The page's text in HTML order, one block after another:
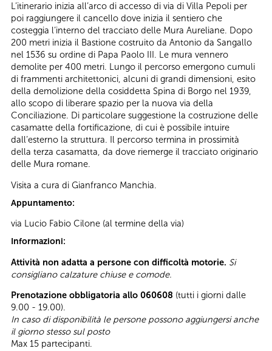
L’itinerario inizia all’arco di accesso di via di Villa Pepoli per
poi raggiungere il cancello dove inizia il sentiero che
costeggia l’interno del tracciato delle Mura Aureliane. Dopo
200 metri inizia il Bastione costruito da Antonio da Sangallo
nel 1536 su ordine di Papa Paolo III. Le mura vennero
demolite per 400 metri. Lungo il percorso emergono cumuli
di frammenti architettonici, alcuni di grandi dimensioni, esito
della demolizione della cosiddetta Spina di Borgo nel 1939,
allo scopo di liberare spazio per la nuova via della
Conciliazione. Di particolare suggestione la costruzione delle
casamatte della fortificazione, di cui è possibile intuire
dall’esterno la struttura. Il percorso termina in prossimità
della terza casamatta, da dove riemerge il tracciato originario
delle Mura romane.
Visita a cura di Gianfranco Manchia.
Appuntamento:
via Lucio Fabio Cilone (al termine della via)
Informazioni:
Attività non adatta a persone con difficoltà motorie. Si
consigliano calzature chiuse e comode.
Prenotazione obbligatoria allo 060608 (tutti i giorni dalle
9.00 - 19.00).
In caso di disponibilità le persone possono aggiungersi anche
il giorno stesso sul posto
Max 15 partecipanti.